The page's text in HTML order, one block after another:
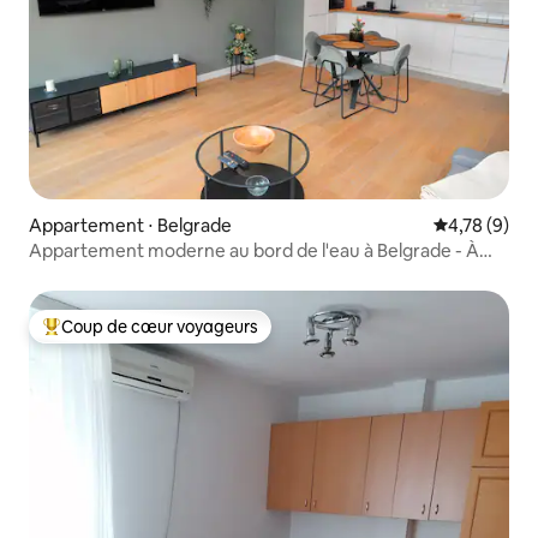
Appartement ⋅ Belgrade Évaluation
4,78 (9)
Appartement moderne au bord de l'eau à Belgrade - À
Coups de cœur voyageurs les plus appréciés
Coup de cœur voyageurs